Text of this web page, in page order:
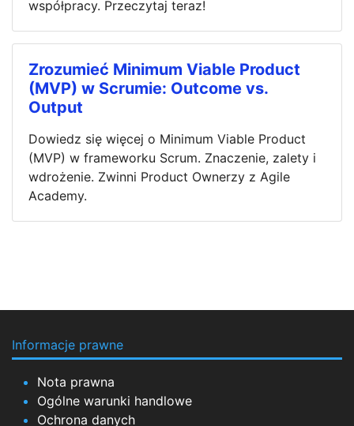
współpracy. Przeczytaj teraz!
Zrozumieć Minimum Viable Product
(MVP) w Scrumie: Outcome vs.
Output
Dowiedz się więcej o Minimum Viable Product
(MVP) w frameworku Scrum. Znaczenie, zalety i
wdrożenie. Zwinni Product Ownerzy z Agile
Academy.
Informacje prawne
Nota prawna
Ogólne warunki handlowe
Ochrona danych